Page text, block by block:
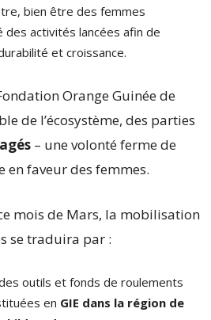
bien être des femmes
des activités lancées afin de
et croissance.
Orange Guinée de
de l’écosystème, des parties
– une volonté ferme de
faveur des femmes.
mois de Mars, la mobilisation
se traduira par :
outils et fonds de roulements
en GIE dans la région de